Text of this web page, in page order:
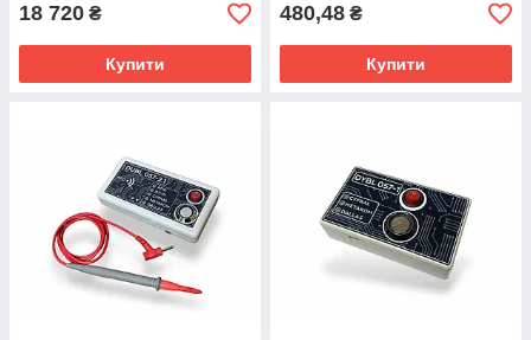
18 720 ₴
Купити
480,48 ₴
Купити